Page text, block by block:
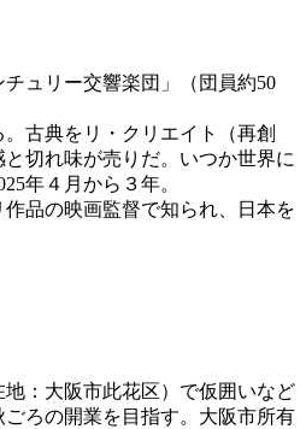
ュリー交響楽団」（団員約50
古典をリ・クリエイト（再創
切れ味が売りだ。いつか世界に
年４月から３年。
品の映画監督で知られ、日本を
：大阪市此花区）で仮囲いなど
ろの開業を目指す。大阪市所有